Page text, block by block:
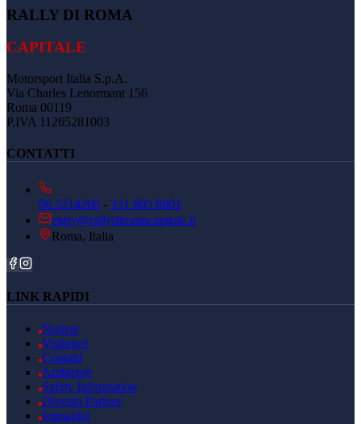
RALLY DI ROMA
CAPITALE
Motorsport Italia S.p.A.
Via Charles Lenormant 156
Roma 00119
P.IVA 11265281003
CONTATTI
06 5214260 - 331 805 8801
entry@rallydiromacapitale.it
Roma, Italia
LINK RAPIDI
Notizie
Visitatori
Contatti
Ambiente
Safety Information
Diventa Partner
Immagini